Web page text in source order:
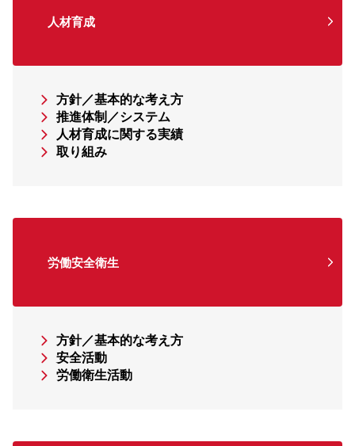
人材育成
方針／基本的な考え方
推進体制／システム
人材育成に関する実績
取り組み
労働安全衛生
方針／基本的な考え方
安全活動
労働衛生活動